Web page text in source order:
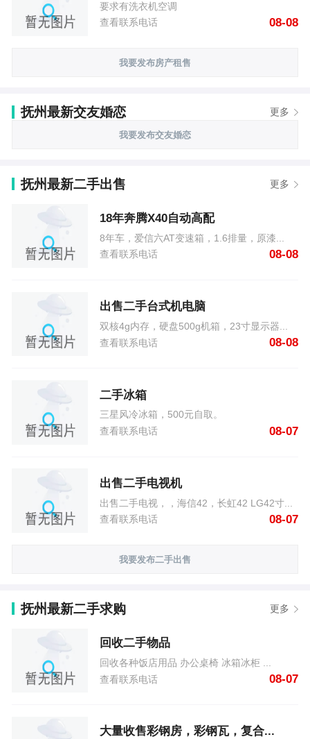
要求有洗衣机空调
查看联系电话
08-08
我要发布房产租售
抚州最新交友婚恋 更多
我要发布交友婚恋
抚州最新二手出售 更多
18年奔腾X40自动高配
8年车，爱信六AT变速箱，1.6排量，原漆...
查看联系电话
08-08
出售二手台式机电脑
双核4g内存，硬盘500g机箱，23寸显示器...
查看联系电话
08-08
二手冰箱
三星风冷冰箱，500元自取。
查看联系电话
08-07
出售二手电视机
出售二手电视，，海信42，长虹42 LG42寸...
查看联系电话
08-07
我要发布二手出售
抚州最新二手求购 更多
回收二手物品
回收各种饭店用品 办公桌椅 冰箱冰柜 ...
查看联系电话
08-07
大量收售彩钢房，彩钢瓦，复合...